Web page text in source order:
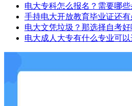
电大专科怎么报名？需要哪些
手持电大开放教育毕业证还
电大文凭垃圾？那选择自考好
电大成人大专有什么专业可以